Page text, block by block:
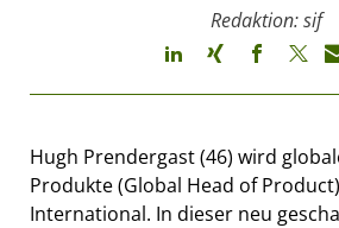
Redaktion: sif
Hugh Prendergast (46) wird
Produkte (Global Head of
International. In dieser neu